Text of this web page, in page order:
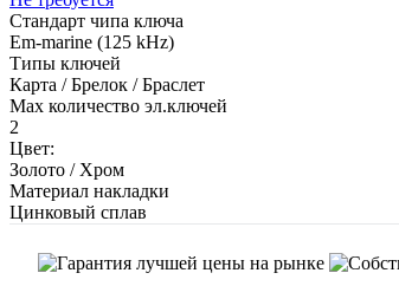
Стандарт чипа ключа
Em-marine (125 kHz)
Типы ключей
Карта / Брелок / Браслет
Max количество эл.ключей
2
Цвет:
Золото / Хром
Материал накладки
Цинковый сплав